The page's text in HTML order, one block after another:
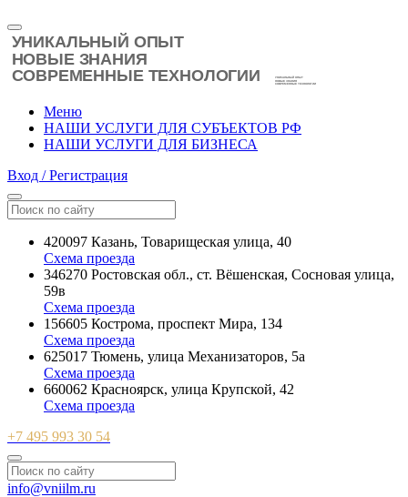
Меню
НАШИ УСЛУГИ ДЛЯ СУБЪЕКТОВ РФ
НАШИ УСЛУГИ ДЛЯ БИЗНЕСА
Вход / Регистрация
420097 Казань, Товарищеская улица, 40
Схема проезда
346270 Ростовская обл., ст. Вёшенская, Сосновая улица,
59в
Схема проезда
156605 Кострома, проспект Мира, 134
Схема проезда
625017 Тюмень, улица Механизаторов, 5а
Схема проезда
660062 Красноярск, улица Крупской, 42
Схема проезда
+7 495 993 30 54
info@vniilm.ru